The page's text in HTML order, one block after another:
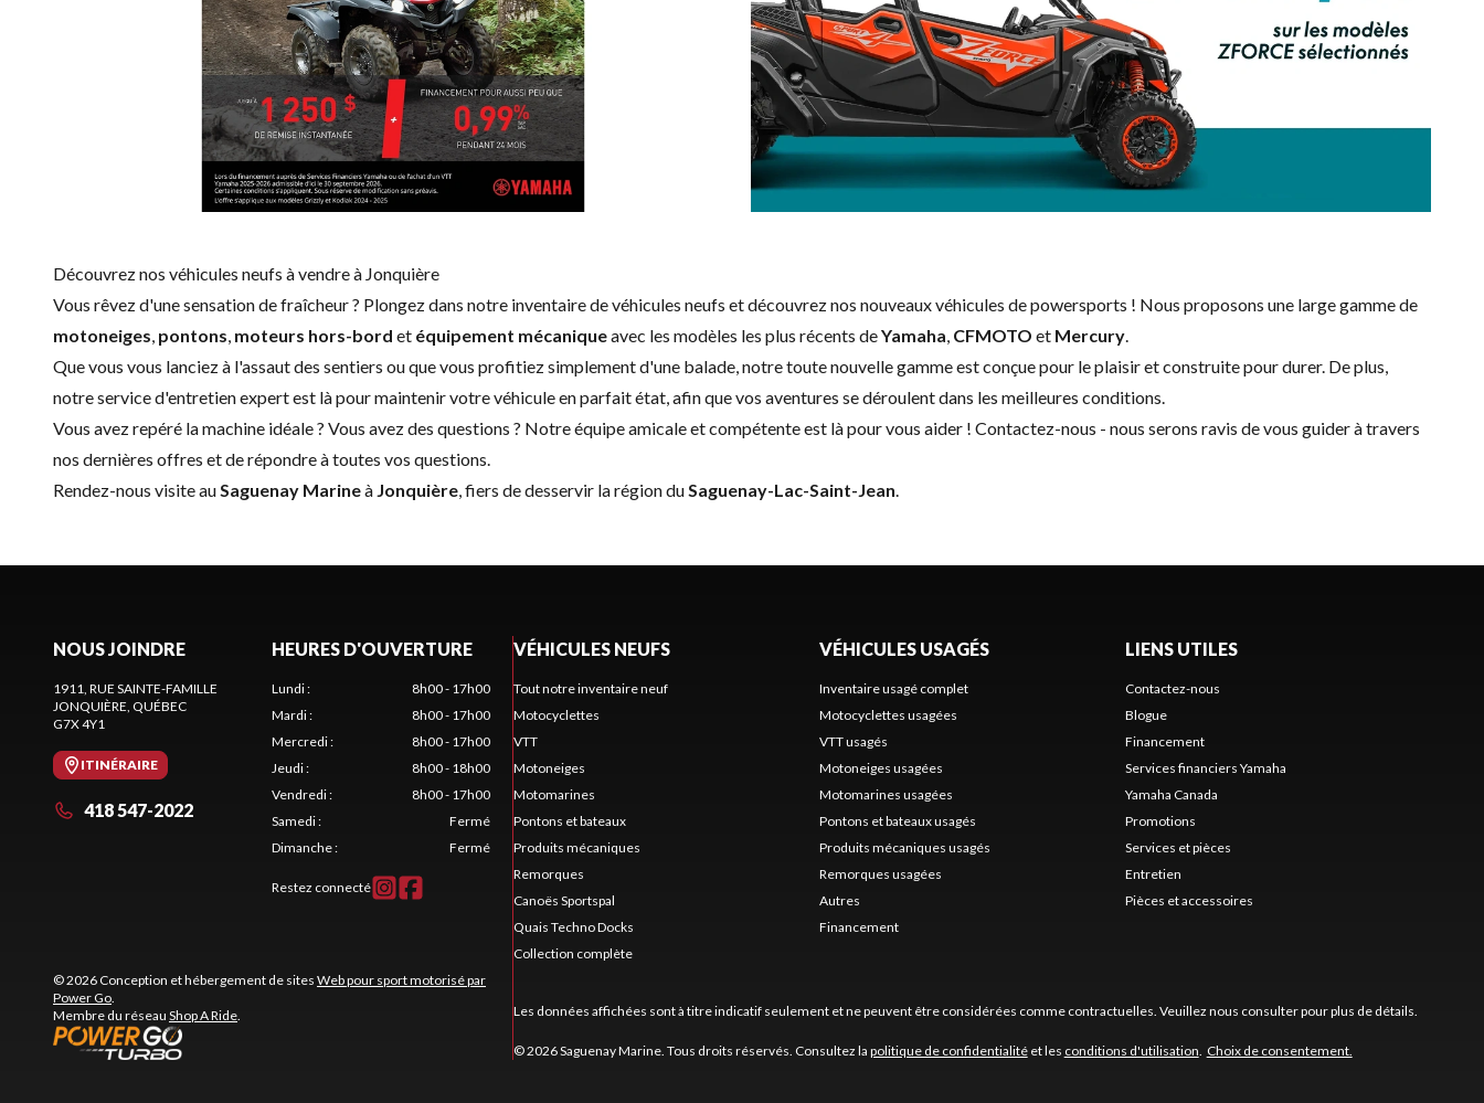
Découvrez nos véhicules neufs à vendre à Jonquière
Vous rêvez d'une sensation de fraîcheur ? Plongez dans notre inventaire de véhicules neufs et découvrez nos nouveaux véhicules de powersports ! Nous proposons une large gamme de
motoneiges pontons moteurs hors-bord et équipement mécaniqueavec les modèles les plus récents deYamaha CFMOTO et Mercury
Que vous vous lanciez à l'assaut des sentiers ou que vous profitiez simplement d'une balade, notre toute nouvelle gamme est conçue pour le plaisir et construite pour durer. De plus,
notre service d'entretien expertest là pour maintenir votre véhicule en parfait état, afin que vos aventures se déroulent dans les meilleures conditions.
Vous avez repéré la machine idéale ? Vous avez des questions ? Notre équipe amicale et compétente est là pour vous aider ! Contactez-nous - nous serons ravis de vous guider à travers
nos dernières offres et de répondre à toutes vos questions.
Rendez-nous visite au Saguenay Marineà Jonquière , fiers de desservir la région du Saguenay-Lac-Saint-Jean
NOUS JOINDRE
1911, RUE SAINTE-FAMILLE
JONQUIÈRE , QUÉBEC
G7X 4Y1
ITINÉRAIRE
418 547-2022
HEURES D'OUVERTURE
Lundi:
8h00 - 17h00
Mardi:
8h00 - 17h00
Mercredi:
8h00 - 17h00
Jeudi:
8h00 - 18h00
Vendredi:
8h00 - 17h00
Samedi:
Fermé
Dimanche: Fermé
Restez connecté
© 2026 Conception et hébergement de sites Web pour sport motorisé par
Power Go
Membre du réseau Shop A Ride
VÉHICULES NEUFS
Tout notre inventaire neuf
Motocyclettes
VTT
Motoneiges
Motomarines
Pontons et bateaux
Produits mécaniques
Remorques
Canoës Sportspal
Quais Techno Docks
Collection complète
VÉHICULES USAGÉS
Inventaire usagé complet
Motocyclettes usagées
VTT usagés
Motoneiges usagées
Motomarines usagées
Pontons et bateaux usagés
Produits mécaniques usagés
Remorques usagées
Autres
Financement
LIENS UTILES
Contactez-nous
Blogue
Financement
Services financiers Yamaha
Yamaha Canada
Promotions
Services et pièces
Entretien
Pièces et accessoires
Les données affichées sont à titre indicatif seulement et ne peuvent être considérées comme contractuelles. Veuillez nous consulter pour plus de détails.
© 2026 Saguenay Marine. Tous droits réservés. Consultez la politique de confidentialitéet les conditions d'utilisation Choix de consentement.